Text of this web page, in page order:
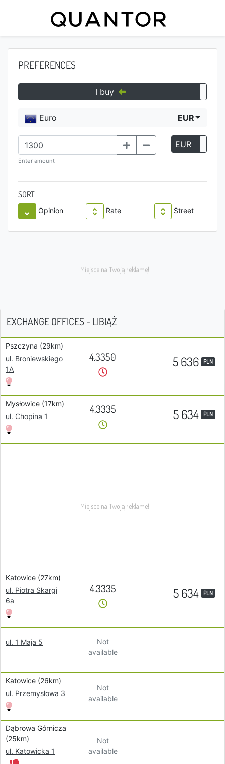
PREFERENCES
I buy
Euro EUR
Enter amount
EUR
SORT
Opinion Rate Street
EXCHANGE OFFICES - LIBIĄŻ
Pszczyna (29km)
ul. Broniewskiego
1A
4.3350 5 636 PLN
Mysłowice (17km)
ul. Chopina 1
4.3335 5 634 PLN
Katowice (27km)
ul. Piotra Skargi
6a
4.3335 5 634 PLN
ul. 1 Maja 5
Not
available
Katowice (26km)
ul. Przemysłowa 3
Not
available
Dąbrowa Górnicza
(25km)
ul. Katowicka 1
Not
available